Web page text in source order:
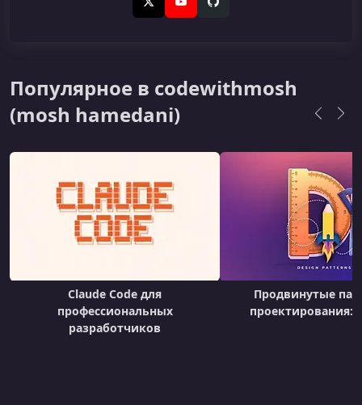
X (Twitter)YouTubeGitHub
Популярное в codewithmosh
(mosh hamedani)
Claude Code для
профессиональных
разработчиков
Продвинутые
проектирования: